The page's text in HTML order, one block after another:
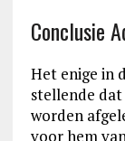
Conclusie
Het enige in
stellende
worden
voor hem